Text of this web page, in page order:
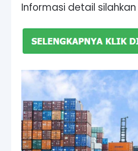
Informasi detail